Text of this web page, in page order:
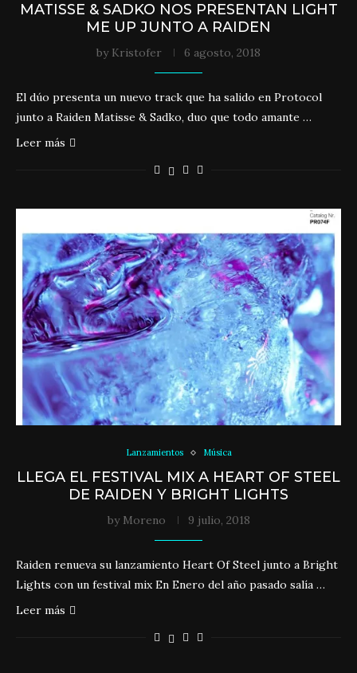
MATISSE & SADKO NOS PRESENTAN LIGHT
ME UP JUNTO A RAIDEN
by Kristofer 6 agosto, 2018
El dúo presenta un nuevo track que ha salido en Protocol
junto a Raiden Matisse & Sadko, duo que todo amante …
Leer más
Lanzamientos Música
LLEGA EL FESTIVAL MIX A HEART OF STEEL
DE RAIDEN Y BRIGHT LIGHTS
by Moreno 9 julio, 2018
Raiden renueva su lanzamiento Heart Of Steel junto a Bright
Lights con un festival mix En Enero del año pasado salía …
Leer más